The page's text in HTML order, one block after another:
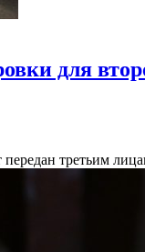
для
передан третьим